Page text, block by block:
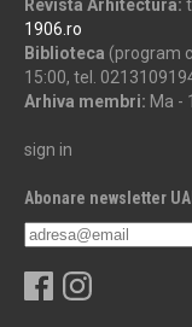
Revista Arhitectura:
1906.ro
Biblioteca (program
15:00, tel.
Arhiva membri: Ma -
sign in
Abonare newsletter